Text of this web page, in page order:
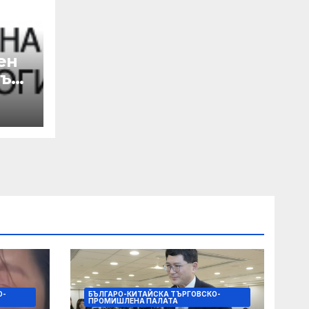
БЪЛГАРО-КИТАЙСКА ТЪРГОВСКО-
ПРОМИШЛЕНА ПАЛАТА